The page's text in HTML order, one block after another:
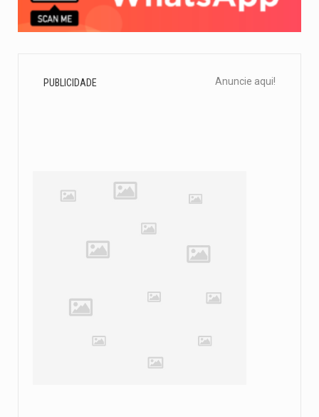
PUBLICIDADE Anuncie aqui!